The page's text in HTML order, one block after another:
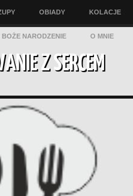
OBIADY KOLACJE
BOŻE NARODZENIE O MNIE
Z SERCEM